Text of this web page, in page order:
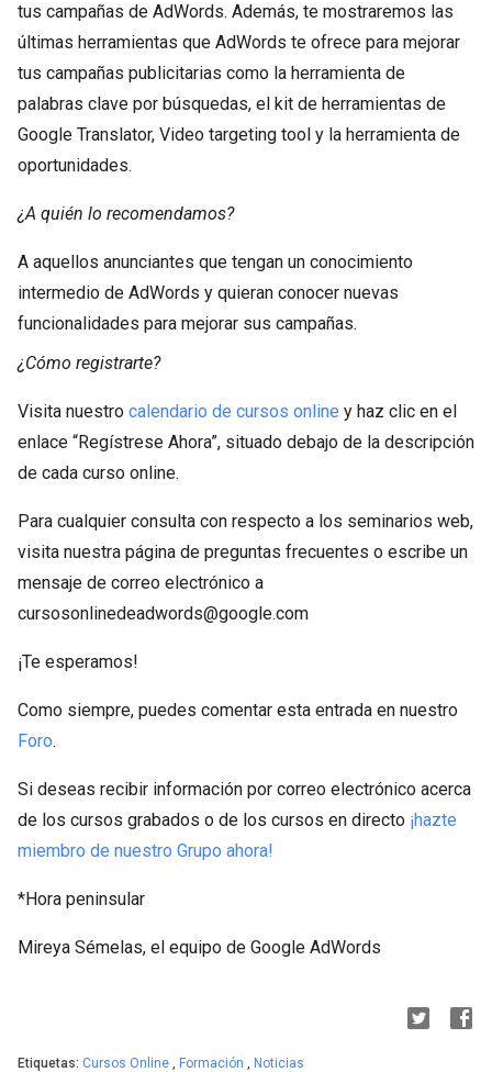
tus campañas de AdWords. Además, te mostraremos las
últimas herramientas que AdWords te ofrece para mejorar
tus campañas publicitarias como la herramienta de
palabras clave por búsquedas, el kit de herramientas de
Google Translator, Video targeting tool y la herramienta de
oportunidades.
¿A quién lo recomendamos?
A aquellos anunciantes que tengan un conocimiento
intermedio de AdWords y quieran conocer nuevas
funcionalidades para mejorar sus campañas.
¿Cómo registrarte?
Visita nuestro calendario de cursos online y haz clic en el
enlace “Regístrese Ahora”, situado debajo de la descripción
de cada curso online.
Para cualquier consulta con respecto a los seminarios web,
visita nuestra página de preguntas frecuentes o escribe un
mensaje de correo electrónico a
cursosonlinedeadwords@google.com
¡Te esperamos!
Como siempre, puedes comentar esta entrada en nuestro
Foro.
Si deseas recibir información por correo electrónico acerca
de los cursos grabados o de los cursos en directo ¡hazte
miembro de nuestro Grupo ahora!
*Hora peninsular
Mireya Sémelas, el equipo de Google AdWords
Etiquetas: Cursos Online , Formación , Noticias